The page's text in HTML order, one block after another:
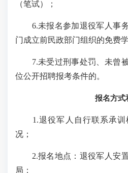
（笔试）；
6.未报名参加退役军人事务
门成立前民政部门组织的免费
7.未受过刑事处罚、未曾被
位公开招聘报考条件的。
报名方式
1.退役军人自行联系承训
况；
2.报名地点：退役军人安置
局；